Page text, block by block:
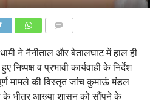
ने नैनीताल और बेतालघाट में हाल ही
व प्रभावी कार्यवाही के निर्देश
मामले की विस्तृत जांच कुमाऊं मंडल
भीतर आख्या शासन को सौंपने के